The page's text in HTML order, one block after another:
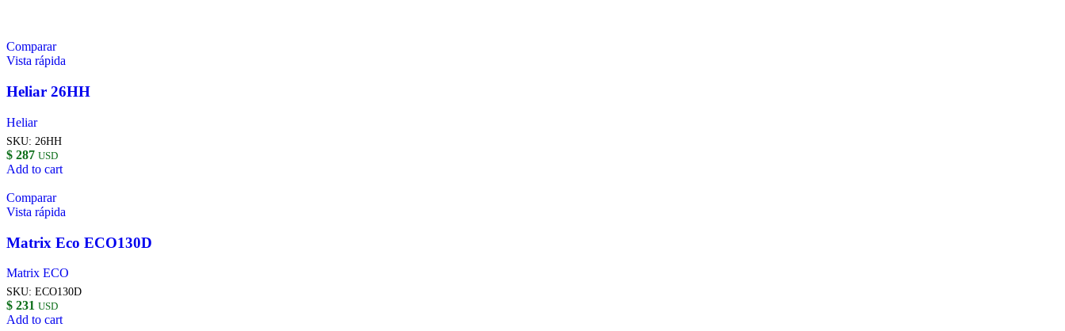
Comparar
Vista rápida
Heliar 26HH
Heliar
SKU: 26HH
$ 287 USD
Add to cart
Comparar
Vista rápida
Matrix Eco ECO130D
Matrix ECO
SKU: ECO130D
$ 231 USD
Add to cart